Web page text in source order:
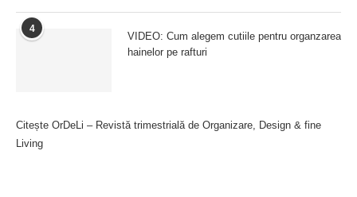
4
VIDEO: Cum alegem cutiile pentru organzarea
hainelor pe rafturi
Citește OrDeLi – Revistă trimestrială de Organizare, Design & fine
Living